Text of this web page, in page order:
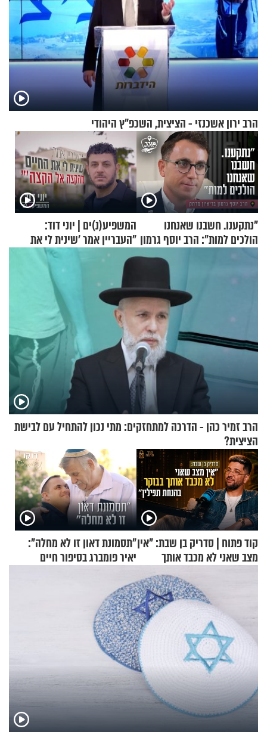
הרב ירון אשכנזי - הציצית, השכפ"ץ היהודי
"נתקענו. חשבנו שאנחנו
הולכים למות": הרב יוסף גרמון
בריאיון מרתק
המשפיע(נ)ים | יוני דוד:
"העבריין אמר 'שינית לי את
החיים מהקצה אל הקצה'"
הרב זמיר כהן - הדרכה למתחזקים: מתי נכון להתחיל עם לבישת
הציצית?
קוד פתוח | סדריק בן שבת: "אין
מצב שאני לא מכבד אותך
בבוקר בהנחת תפילין"
"תסמונת דאון זו לא מחלה":
יאיר פומברג בסיפור חיים